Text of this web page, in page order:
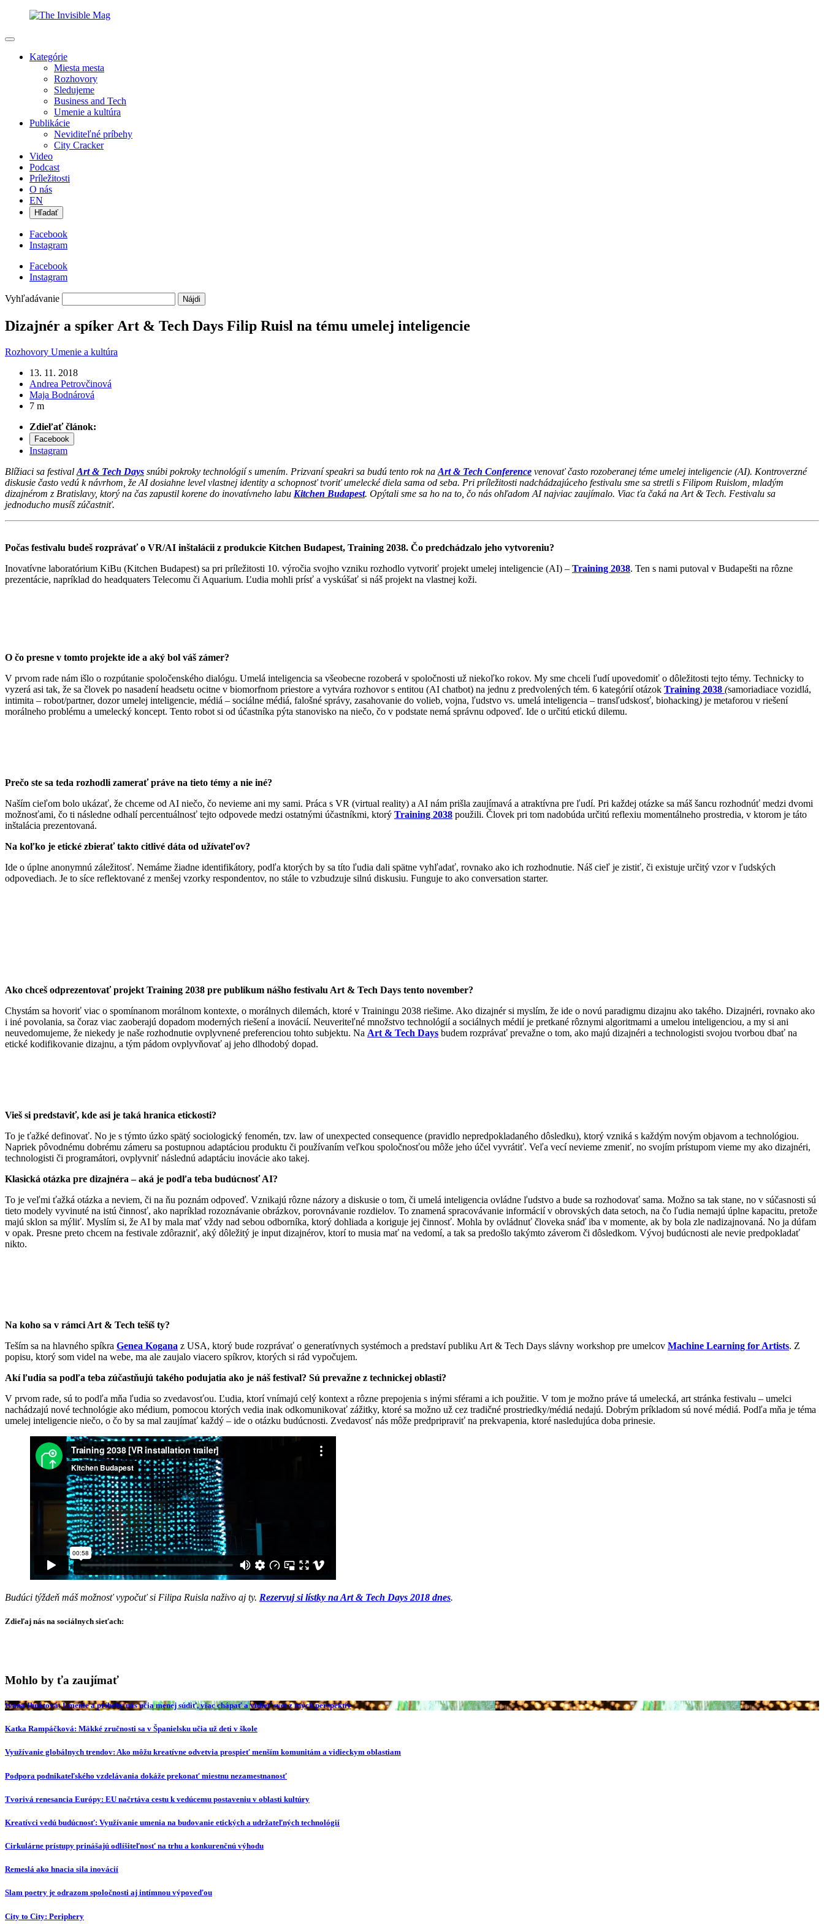
Kategórie
Miesta mesta
Rozhovory
Sledujeme
Business and Tech
Umenie a kultúra
Publikácie
Neviditeľné príbehy
City Cracker
Video
Podcast
Príležitosti
O nás
EN
Hľadať
Facebook
Instagram
Facebook
Instagram
Vyhľadávanie
Dizajnér a spíker Art & Tech Days Filip Ruisl na tému umelej inteligencie
Rozhovory Umenie a kultúra
13. 11. 2018
Andrea Petrovčinová
Maja Bodnárová
7 m
Zdieľať článok:
Facebook
Instagram
Blížiaci sa festival Art & Tech Days snúbi pokroky technológií s umením. Prizvaní speakri sa budú tento rok na Art & Tech Conference venovať často rozoberanej téme umelej inteligencie (AI). Kontroverzné
diskusie často vedú k návrhom, že AI dosiahne level vlastnej identity a schopnosť tvoriť umelecké diela sama od seba. Pri príležitosti nadchádzajúceho festivalu sme sa stretli s Filipom Ruislom, mladým
dizajnérom z Bratislavy, ktorý na čas zapustil korene do inovatívneho labu Kitchen Budapest. Opýtali sme sa ho na to, čo nás ohľadom AI najviac zaujímalo. Viac ťa čaká na Art & Tech. Festivalu sa
jednoducho musíš zúčastniť.
Počas festivalu budeš rozprávať o VR/AI inštalácii z produkcie Kitchen Budapest, Training 2038. Čo predchádzalo jeho vytvoreniu?
Inovatívne laboratórium KiBu (Kitchen Budapest) sa pri príležitosti 10. výročia svojho vzniku rozhodlo vytvoriť projekt umelej inteligencie (AI) – Training 2038. Ten s nami putoval v Budapešti na rôzne
prezentácie, napríklad do headquaters Telecomu či Aquarium. Ľudia mohli prísť a vyskúšať si náš projekt na vlastnej koži.
O čo presne v tomto projekte ide a aký bol váš zámer?
V prvom rade nám išlo o rozpútanie spoločenského dialógu. Umelá inteligencia sa všeobecne rozoberá v spoločnosti už niekoľko rokov. My sme chceli ľudí upovedomiť o dôležitosti tejto témy. Technicky to
vyzerá asi tak, že sa človek po nasadení headsetu ocitne v biomorfnom priestore a vytvára rozhovor s entitou (AI chatbot) na jednu z predvolených tém. 6 kategórií otázok Training 2038 (samoriadiace vozidlá,
intimita – robot/partner, dozor umelej inteligencie, médiá – sociálne médiá, falošné správy, zasahovanie do volieb, vojna, ľudstvo vs. umelá inteligencia – transľudskosť, biohacking) je metaforou v riešení
morálneho problému a umelecký koncept. Tento robot si od účastníka pýta stanovisko na niečo, čo v podstate nemá správnu odpoveď. Ide o určitú etickú dilemu.
Prečo ste sa teda rozhodli zamerať práve na tieto témy a nie iné?
Naším cieľom bolo ukázať, že chceme od AI niečo, čo nevieme ani my sami. Práca s VR (virtual reality) a AI nám prišla zaujímavá a atraktívna pre ľudí. Pri každej otázke sa máš šancu rozhodnúť medzi dvomi
možnosťami, čo ti následne odhalí percentuálnosť tejto odpovede medzi ostatnými účastníkmi, ktorý Training 2038 použili. Človek pri tom nadobúda určitú reflexiu momentálneho prostredia, v ktorom je táto
inštalácia prezentovaná.
Na koľko je etické zbierať takto citlivé dáta od užívateľov?
Ide o úplne anonymnú záležitosť. Nemáme žiadne identifikátory, podľa ktorých by sa títo ľudia dali spätne vyhľadať, rovnako ako ich rozhodnutie. Náš cieľ je zistiť, či existuje určitý vzor v ľudských
odpovediach. Je to síce reflektované z menšej vzorky respondentov, no stále to vzbudzuje silnú diskusiu. Funguje to ako conversation starter.
Ako chceš odprezentovať projekt Training 2038 pre publikum nášho festivalu Art & Tech Days tento november?
Chystám sa hovoriť viac o spomínanom morálnom kontexte, o morálnych dilemách, ktoré v Trainingu 2038 riešime. Ako dizajnér si myslím, že ide o novú paradigmu dizajnu ako takého. Dizajnéri, rovnako ako
i iné povolania, sa čoraz viac zaoberajú dopadom moderných riešení a inovácií. Neuveriteľné množstvo technológií a sociálnych médií je pretkané rôznymi algoritmami a umelou inteligenciou, a my si ani
neuvedomujeme, že niekedy je naše rozhodnutie ovplyvnené preferenciou tohto subjektu. Na Art & Tech Days budem rozprávať prevažne o tom, ako majú dizajnéri a technologisti svojou tvorbou dbať na
etické kodifikovanie dizajnu, a tým pádom ovplyvňovať aj jeho dlhodobý dopad.
Vieš si predstaviť, kde asi je taká hranica etickosti?
To je ťažké definovať. No je s týmto úzko spätý sociologický fenomén, tzv. law of unexpected consequence (pravidlo nepredpokladaného dôsledku), ktorý vzniká s každým novým objavom a technológiou.
Napriek pôvodnému dobrému zámeru sa postupnou adaptáciou produktu či používaním veľkou spoločnosťou môže jeho účel vyvrátiť. Veľa vecí nevieme zmeniť, no svojím prístupom vieme my ako dizajnéri,
technologisti či programátori, ovplyvniť následnú adaptáciu inovácie ako takej.
Klasická otázka pre dizajnéra – aká je podľa teba budúcnosť AI?
To je veľmi ťažká otázka a neviem, či na ňu poznám odpoveď. Vznikajú rôzne názory a diskusie o tom, či umelá inteligencia ovládne ľudstvo a bude sa rozhodovať sama. Možno sa tak stane, no v súčasnosti sú
tieto modely vyvinuté na istú činnosť, ako napríklad rozoznávanie obrázkov, porovnávanie rozdielov. To znamená spracovávanie informácií v obrovských data setoch, na čo ľudia nemajú úplne kapacitu, pretože
majú sklon sa mýliť. Myslím si, že AI by mala mať vždy nad sebou odborníka, ktorý dohliada a koriguje jej činnosť. Mohla by ovládnuť človeka snáď iba v momente, ak by bola zle nadizajnovaná. No ja dúfam
v opak. Presne preto chcem na festivale zdôrazniť, aký dôležitý je input dizajnérov, ktorí to musia mať na vedomí, a tak sa predošlo takýmto záverom či dôsledkom. Vývoj budúcnosti ale nevie predpokladať
nikto.
Na koho sa v rámci Art & Tech tešíš ty?
Teším sa na hlavného spíkra Genea Kogana z USA, ktorý bude rozprávať o generatívnych systémoch a predstaví publiku Art & Tech Days slávny workshop pre umelcov Machine Learning for Artists. Z
popisu, ktorý som videl na webe, ma ale zaujalo viacero spíkrov, ktorých si rád vypočujem.
Akí ľudia sa podľa teba zúčastňujú takého podujatia ako je náš festival? Sú prevažne z technickej oblasti?
V prvom rade, sú to podľa mňa ľudia so zvedavosťou. Ľudia, ktorí vnímajú celý kontext a rôzne prepojenia s inými sférami a ich použitie. V tom je možno práve tá umelecká, art stránka festivalu – umelci
nachádzajú nové technológie ako médium, pomocou ktorých vedia inak odkomunikovať zážitky, ktoré sa možno už cez tradičné prostriedky/médiá nedajú. Dobrým príkladom sú nové médiá. Podľa mňa je téma
umelej inteligencie niečo, o čo by sa mal zaujímať každý – ide o otázku budúcnosti. Zvedavosť nás môže predpripraviť na prekvapenia, ktoré nasledujúca doba prinesie.
Budúci týždeň máš možnosť vypočuť si Filipa Ruisla naživo aj ty. Rezervuj si lístky na Art & Tech Days 2018 dnes.
Zdieľaj nás na sociálnych sieťach:
Mohlo by ťa zaujímať
Ivana Ihnátová: Umenie a príbehy nás učia menej súdiť, viac chápať a vidieť svet z iných perspektív
Katka Rampáčková: Mäkké zručnosti sa v Španielsku učia už deti v škole
Využívanie globálnych trendov: Ako môžu kreatívne odvetvia prospieť menším komunitám a vidieckym oblastiam
Podpora podnikateľského vzdelávania dokáže prekonať miestnu nezamestnanosť
Tvorivá renesancia Európy: EU načrtáva cestu k vedúcemu postaveniu v oblasti kultúry
Kreatívci vedú budúcnosť: Využívanie umenia na budovanie etických a udržateľných technológií
Cirkulárne prístupy prinášajú odlíšiteľnosť na trhu a konkurenčnú výhodu
Remeslá ako hnacia sila inovácií
Slam poetry je odrazom spoločnosti aj intímnou výpoveďou
City to City: Periphery